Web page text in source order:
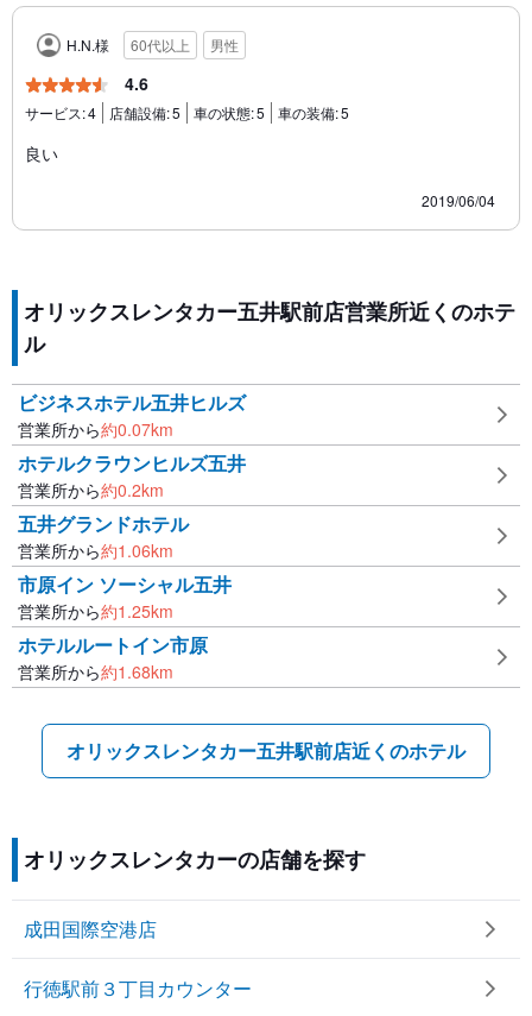
H.N.様 60代以上 男性
4.6
サービス:4 店舗設備:5 車の状態:5 車の装備:5
良い
2019/06/04
オリックスレンタカー五井駅前店営業所近くのホテ
ル
ビジネスホテル五井ヒルズ
営業所から約0.07km
ホテルクラウンヒルズ五井
営業所から約0.2km
五井グランドホテル
営業所から約1.06km
市原イン ソーシャル五井
営業所から約1.25km
ホテルルートイン市原
営業所から約1.68km
オリックスレンタカー五井駅前店近くのホテル
オリックスレンタカーの店舗を探す
成田国際空港店
行徳駅前３丁目カウンター